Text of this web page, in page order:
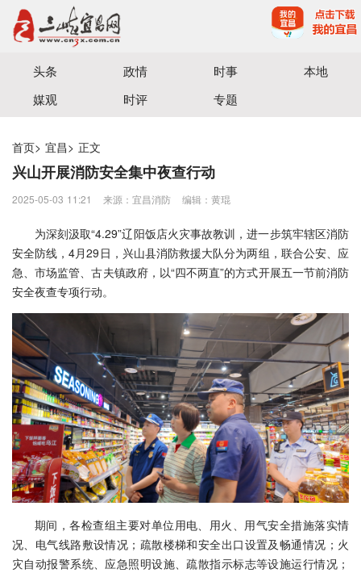
宜昌三峡融媒体中心主办
头条 政情 时事
本地
媒观
时评 专题
首页> 宜昌> 正文
兴山开展消防安全集中夜查行动
2025-05-03 11:21 来源：宜昌消防 编辑：黄琨
为深刻汲取“4.29”辽阳饭店火灾事故教训，进一步筑牢辖区消防
安全防线，4月29日，兴山县消防救援大队分为两组，联合公安、应
急、市场监管、古夫镇政府，以“四不两直”的方式开展五一节前消防
安全夜查专项行动。
期间，各检查组主要对单位用电、用火、用气安全措施落实情
况、电气线路敷设情况；疏散楼梯和安全出口设置及畅通情况；火
灾自动报警系统、应急照明设施、疏散指示标志等设施运行情况；